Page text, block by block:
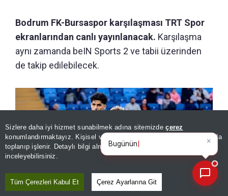
Sizlere daha iyi hizmet sunabilmek adına sitemizdeçerez
konumlandırmaktayız. Kişisel verileriniz, KVKK ve GDPR kapsamında
toplanıp işlenir. Detaylı bilgi almak içinAydınlatma Metnimizi
inceleyebilirsiniz.
Tüm Çerezleri Kabul Et Çerez Ayarlarına Git
Bodrum FK-Bursaspor karşılaşması TRT Spor
ekranlarından canlı yayınlanacak. Karşılaşma
aynı zamanda beIN Sports 2 ve tabii üzerinden
de takip edilebilecek.
×
Bugünün öne çıkan manşetleri
ve gelişmeleri neler?